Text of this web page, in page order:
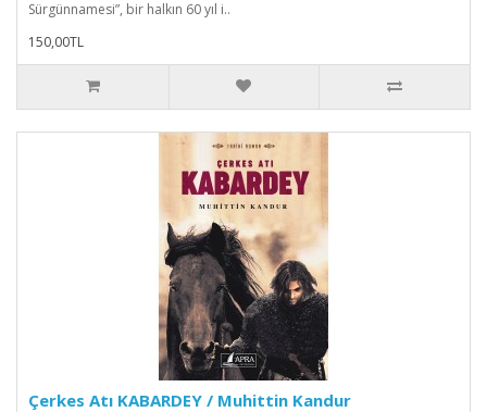
Sürgünnamesi”, bir halkın 60 yıl i..
150,00TL
Çerkes Atı KABARDEY / Muhittin Kandur